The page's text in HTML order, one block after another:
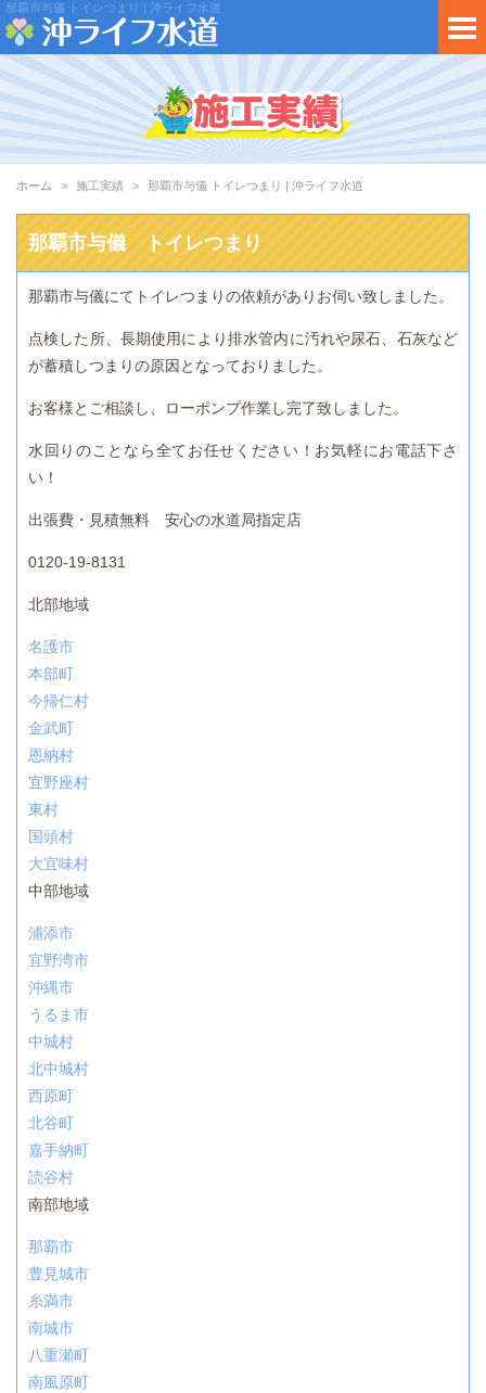
那覇市与儀 トイレつまり | 沖ライフ水道
ホーム 施工実績 那覇市与儀 トイレつまり | 沖ライフ水道
那覇市与儀 トイレつまり
那覇市与儀にてトイレつまりの依頼がありお伺い致しました。
点検した所、長期使用により排水管内に汚れや尿石、石灰など
が蓄積しつまりの原因となっておりました。
お客様とご相談し、ローポンプ作業し完了致しました。
水回りのことなら全てお任せください！お気軽にお電話下さ
い！
出張費・見積無料 安心の水道局指定店
0120-19-8131
北部地域
名護市
本部町
今帰仁村
金武町
恩納村
宜野座村
東村
国頭村
大宜味村
中部地域
浦添市
宜野湾市
沖縄市
うるま市
中城村
北中城村
西原町
北谷町
嘉手納町
読谷村
南部地域
那覇市
豊見城市
糸満市
南城市
八重瀬町
南風原町